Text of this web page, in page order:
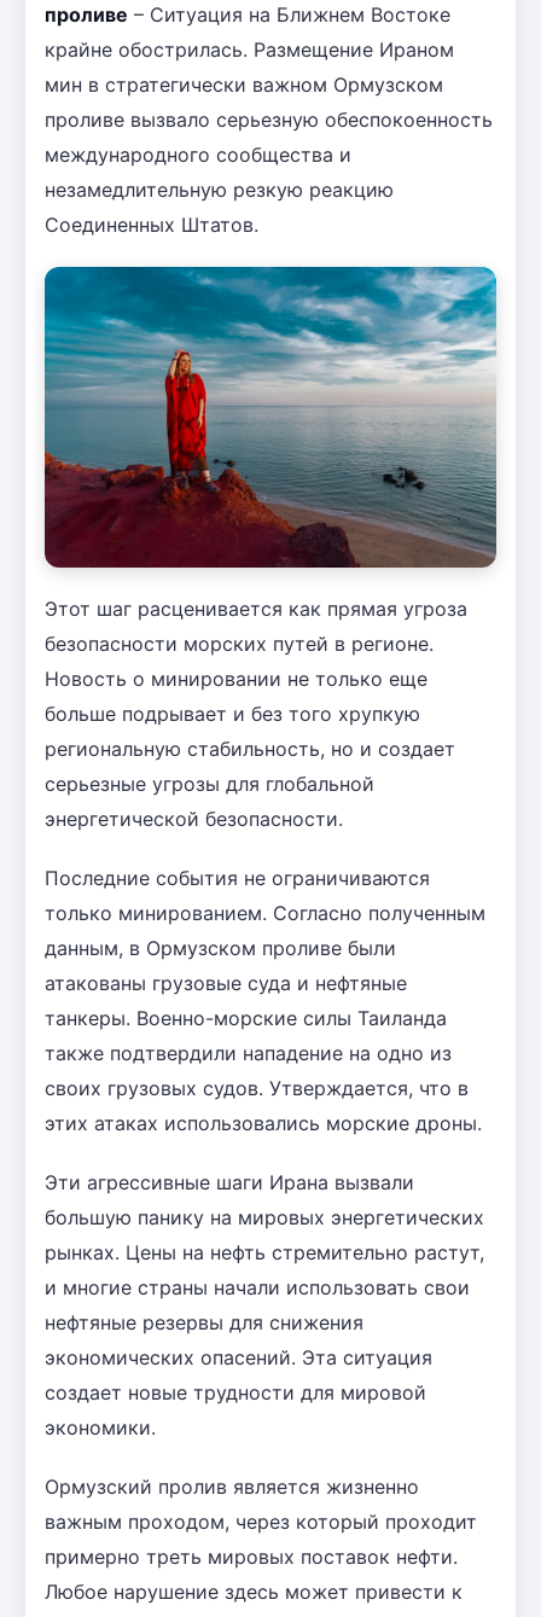
проливе – Ситуация на Ближнем Востоке
крайне обострилась. Размещение Ираном
мин в стратегически важном Ормузском
проливе вызвало серьезную обеспокоенность
международного сообщества и
незамедлительную резкую реакцию
Соединенных Штатов.
Этот шаг расценивается как прямая угроза
безопасности морских путей в регионе.
Новость о минировании не только еще
больше подрывает и без того хрупкую
региональную стабильность, но и создает
серьезные угрозы для глобальной
энергетической безопасности.
Последние события не ограничиваются
только минированием. Согласно полученным
данным, в Ормузском проливе были
атакованы грузовые суда и нефтяные
танкеры. Военно-морские силы Таиланда
также подтвердили нападение на одно из
своих грузовых судов. Утверждается, что в
этих атаках использовались морские дроны.
Эти агрессивные шаги Ирана вызвали
большую панику на мировых энергетических
рынках. Цены на нефть стремительно растут,
и многие страны начали использовать свои
нефтяные резервы для снижения
экономических опасений. Эта ситуация
создает новые трудности для мировой
экономики.
Ормузский пролив является жизненно
важным проходом, через который проходит
примерно треть мировых поставок нефти.
Любое нарушение здесь может привести к